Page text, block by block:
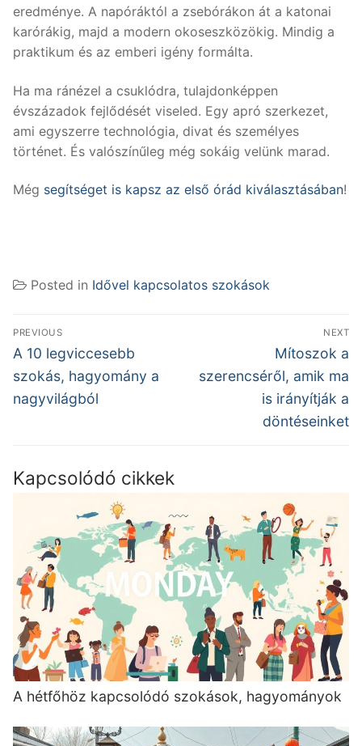
eredménye. A napóráktól a zsebórákon át a katonai
karórákig, majd a modern okoseszközökig. Mindig a
praktikum és az emberi igény formálta.
Ha ma ránézel a csuklódra, tulajdonképpen
évszázadok fejlődését viseled. Egy apró szerkezet,
ami egyszerre technológia, divat és személyes
történet. És valószínűleg még sokáig velünk marad.
Még segítséget is kapsz az első órád kiválasztásában!
Posted in Idővel kapcsolatos szokások
Bejegyzés
navigáció
PREVIOUS
Previous
post:
A 10 legviccesebb
szokás, hagyomány a
nagyvilágból
NEXT
Next
post:
Mítoszok a
szerencséről, amik ma
is irányítják a
döntéseinket
Kapcsolódó cikkek
A hétfőhöz kapcsolódó szokások, hagyományok